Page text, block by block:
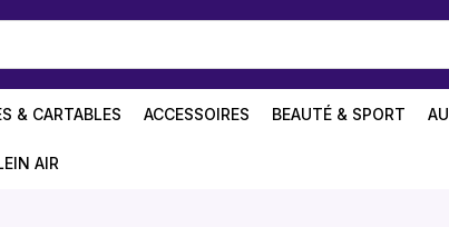
& CARTABLES ACCESSOIRES BEAUTÉ & SPORT
AIR